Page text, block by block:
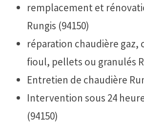
remplacement et
Rungis (94150)
réparation chaudière gaz,
fioul, pellets ou granulés
Entretien de chaudière
Intervention sous 24
(94150)